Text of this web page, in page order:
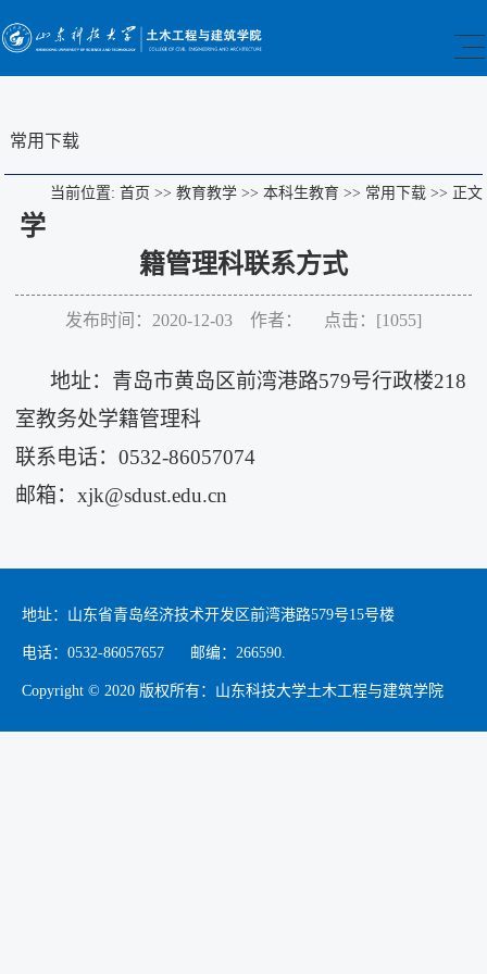
常用下载
当前位置: 首页 >> 教育教学>> 本科生教育>> 常用下载>> 正文
学
籍管理科联系方式
发布时间：2020-12-03 作者： 点击：[1055]
地址：青岛市黄岛区前湾港路579号行政楼218
室教务处学籍管理科
联系电话：0532-86057074
邮箱：xjk@sdust.edu.cn
地址：山东省青岛经济技术开发区前湾港路579号15号楼
电话：0532-86057657 邮编：266590.
Copyright © 2020 版权所有：山东科技大学土木工程与建筑学院